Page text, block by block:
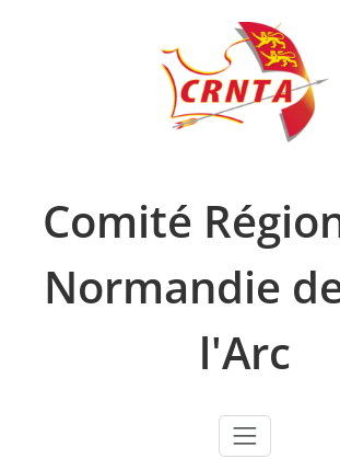
Comité
Normandie
l'Arc